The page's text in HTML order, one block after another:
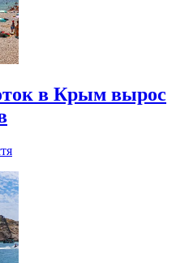
в Крым вырос